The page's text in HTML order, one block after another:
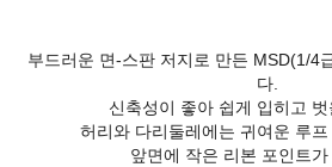
부드러운 면-스판 저지로 만든 MSD(1/4
다.
신축성이 좋아 쉽게 입히고
허리와 다리둘레에는 귀여운 루
앞면에 작은 리본 포인트